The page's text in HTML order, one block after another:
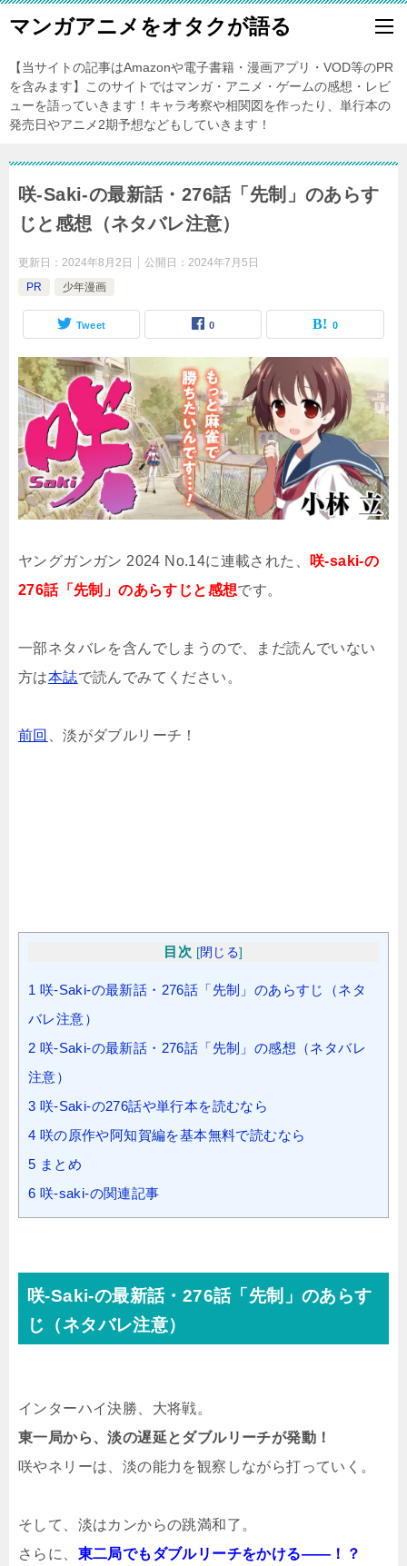
マンガアニメをオタクが語る
【当サイトの記事はAmazonや電子書籍・漫画アプリ・VOD等のPR
を含みます】このサイトではマンガ・アニメ・ゲームの感想・レビ
ューを語っていきます！キャラ考察や相関図を作ったり、単行本の
発売日やアニメ2期予想などもしていきます！
咲-Saki-の最新話・276話「先制」のあらす
じと感想（ネタバレ注意）
更新日： 2024年8月2日 公開日： 2024年7月5日
PR
少年漫画
Tweet 0 0
ヤングガンガン 2024 No.14に連載された、
咲-saki-の
276話「先制」のあらすじと感想です。
一部ネタバレを含んでしまうので、まだ読んでいない
方は本誌で読んでみてください。
前回 、淡がダブルリーチ！
目次 [閉じる]
1 咲-Saki-の最新話・276話「先制」のあらすじ（ネタ
バレ注意）
2 咲-Saki-の最新話・276話「先制」の感想（ネタバレ
注意）
3 咲-Saki-の276話や単行本を読むなら
4 咲の原作や阿知賀編を基本無料で読むなら
5 まとめ
6 咲-saki-の関連記事
咲-Saki-の最新話・276話「先制」のあらす
じ（ネタバレ注意）
インターハイ決勝、大将戦。
東一局から、淡の遅延とダブルリーチが発動！
咲やネリーは、淡の能力を観察しながら打っていく。
そして、淡はカンからの跳満和了。
さらに、 東二局でもダブルリーチをかける――！？